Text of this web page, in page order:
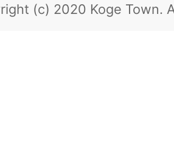
(c) 2020 Koge Town.